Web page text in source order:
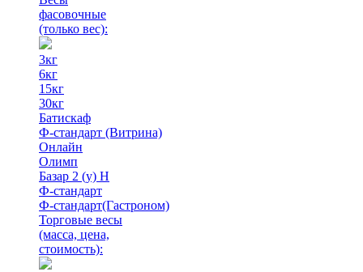
фасовочные
(только вес):
3кг
6кг
15кг
30кг
Батискаф
Ф-стандарт (Витрина)
Онлайн
Олимп
Базар 2 (у) Н
Ф-стандарт
Ф-стандарт(Гастроном)
Торговые весы
(масса, цена,
стоимость):